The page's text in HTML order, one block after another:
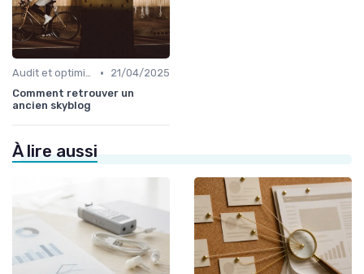
Audit et optimisation de contenu existant •
21/04/2025
Comment retrouver un
ancien skyblog
À lire aussi